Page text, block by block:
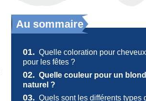
Au sommaire
01. Quelle coloration pour
pour les fêtes ?
02. Quelle couleur pour un blond
naturel ?
03. Quels sont les différents types